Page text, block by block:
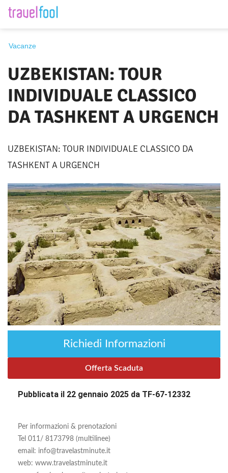
Periodo
Vacanze
UZBEKISTAN: TOUR
INDIVIDUALE CLASSICO
DA TASHKENT A URGENCH
UZBEKISTAN: TOUR INDIVIDUALE CLASSICO DA
TASHKENT A URGENCH
Richiedi Informazioni
Offerta Scaduta
Pubblicata il 22 gennaio 2025 da TF-67-12332
Per informazioni & prenotazioni
Tel 011/ 8173798 (multilinee)
email: info@travelastminute.it
web: www.travelastminute.it